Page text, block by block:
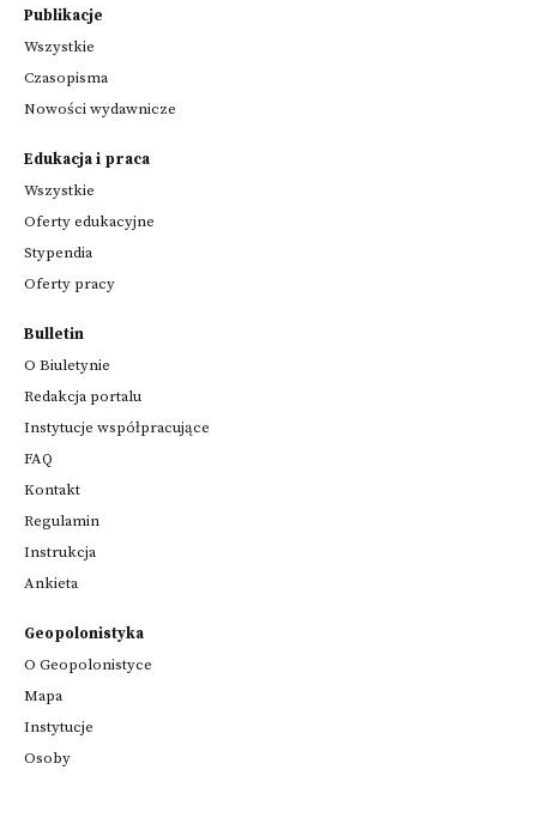
Publikacje
Wszystkie
Czasopisma
Nowości wydawnicze
Edukacja i praca
Wszystkie
Oferty edukacyjne
Stypendia
Oferty pracy
Bulletin
O Biuletynie
Redakcja portalu
Instytucje współpracujące
FAQ
Kontakt
Regulamin
Instrukcja
Ankieta
Geopolonistyka
O Geopolonistyce
Mapa
Instytucje
Osoby